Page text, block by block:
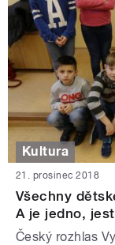
Kultura
21. prosinec 2018
Všechny
A je jedno,
Český rozhlas